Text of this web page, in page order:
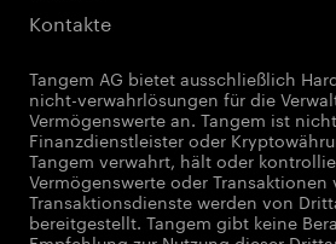
Kontakte
Tangem AG bietet ausschließlich
nicht-verwahrlösungen für die
Vermögenswerte an. Tangem ist
Finanzdienstleister oder
Tangem verwahrt, hält oder
Vermögenswerte oder
Transaktionsdienste werden von
bereitgestellt. Tangem gibt keine